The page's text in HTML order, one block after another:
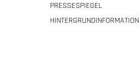
PRESSESPIEGEL
HINTERGRUNDINFORMATION